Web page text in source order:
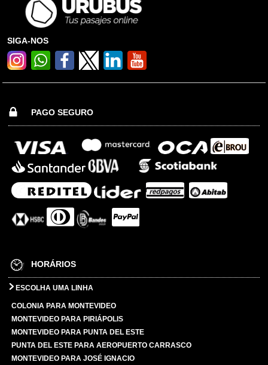
SIGA-NOS
PAGO SEGURO
HORÁRIOS
ESCOLHA UMA LINHA
COLONIA PARA MONTEVIDEO
MONTEVIDEO PARA PIRIÁPOLIS
MONTEVIDEO PARA PUNTA DEL ESTE
PUNTA DEL ESTE PARA AEROPUERTO CARRASCO
MONTEVIDEO PARA JOSÉ IGNACIO